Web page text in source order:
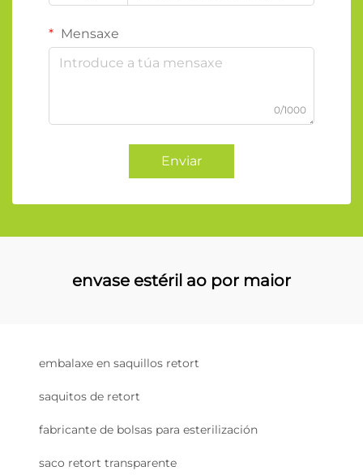
Mensaxe
0/1000
Enviar
envase estéril ao por maior
embalaxe en saquillos retort
saquitos de retort
fabricante de bolsas para esterilización
saco retort transparente